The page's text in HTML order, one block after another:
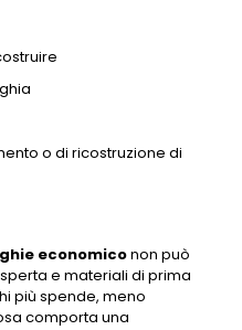
o di ricostruzione di
economiconon può
e materiali di prima
più spende, meno
comporta una